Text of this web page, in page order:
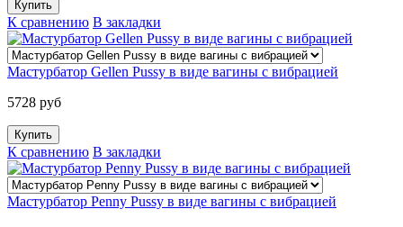
К сравнению В закладки
Мастурбатор Gellen Pussy в виде вагины с вибрацией
5728 руб
К сравнению В закладки
Мастурбатор Penny Pussy в виде вагины с вибрацией